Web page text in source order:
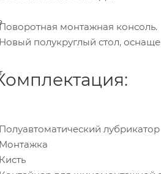
Поворотная монтажная консоль.
Новый полукруглый стол,
Полуавтоматический лубрикатор
Монтажка